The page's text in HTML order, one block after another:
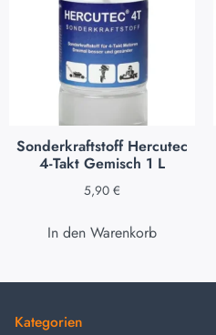
Sonderkraftstoff Hercutec
4-Takt Gemisch 1 L
5,90 €
In den Warenkorb
Kategorien